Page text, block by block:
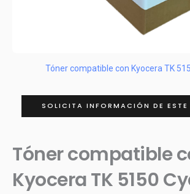
Tóner compatible con Kyocera TK
SOLICITA INFORMACIÓN DE ESTE
Tóner compatible
Kyocera TK 5150